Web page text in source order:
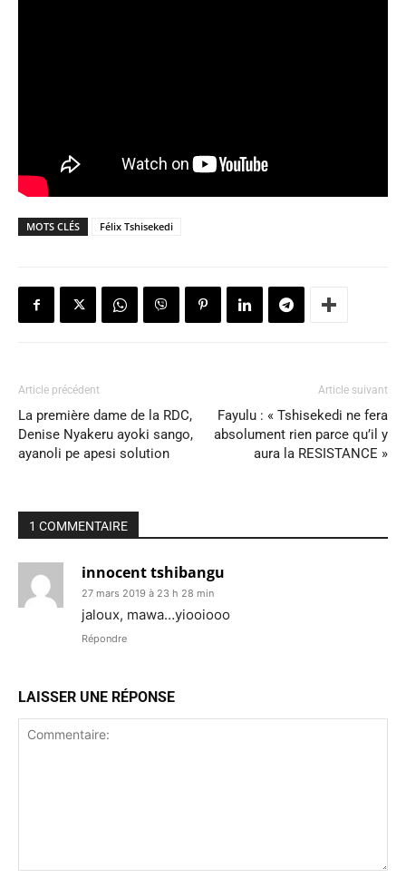
MOTS CLÉS Félix Tshisekedi
Article précédent
La première dame de la RDC,
Denise Nyakeru ayoki sango,
ayanoli pe apesi solution
Article suivant
Fayulu : « Tshisekedi ne fera
absolument rien parce qu’il y
aura la RESISTANCE »
1 COMMENTAIRE
innocent tshibangu
27 mars 2019 à 23 h 28 min
jaloux, mawa…yiooiooo
Répondre
LAISSER UNE RÉPONSE